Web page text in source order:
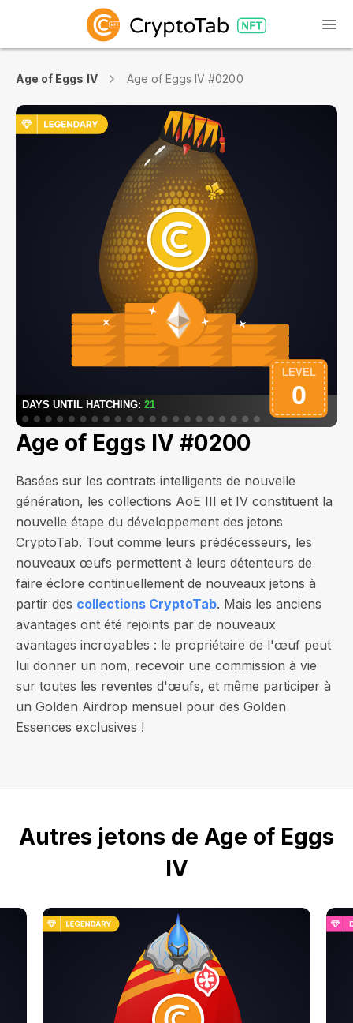
Age of Eggs IV Age of Eggs IV #0200
Age of Eggs IV #0200
Basées sur les contrats intelligents de nouvelle
génération, les collections AoE III et IV constituent la
nouvelle étape du développement des jetons
CryptoTab. Tout comme leurs prédécesseurs, les
nouveaux œufs permettent à leurs détenteurs de
faire éclore continuellement de nouveaux jetons à
partir des collections CryptoTab. Mais les anciens
avantages ont été rejoints par de nouveaux
avantages incroyables : le propriétaire de l'œuf peut
lui donner un nom, recevoir une commission à vie
sur toutes les reventes d'œufs, et même participer à
un Golden Airdrop mensuel pour des Golden
Essences exclusives !
Autres jetons de Age of Eggs
IV